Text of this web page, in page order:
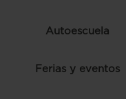
Autoescuela
Ferias y eventos